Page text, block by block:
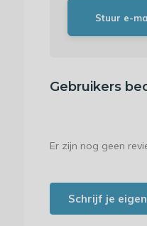
Stuur e-
Gebruikers
Er zijn nog geen
Schrijf je